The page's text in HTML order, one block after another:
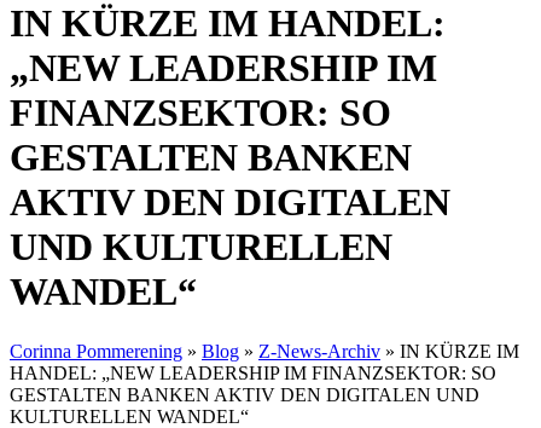
IN KÜRZE IM HANDEL:
„NEW LEADERSHIP IM
FINANZSEKTOR: SO
GESTALTEN BANKEN
AKTIV DEN DIGITALEN
UND KULTURELLEN
WANDEL“
Corinna Pommerening » Blog » Z-News-Archiv » IN KÜRZE IM
HANDEL: „NEW LEADERSHIP IM FINANZSEKTOR: SO
GESTALTEN BANKEN AKTIV DEN DIGITALEN UND
KULTURELLEN WANDEL“